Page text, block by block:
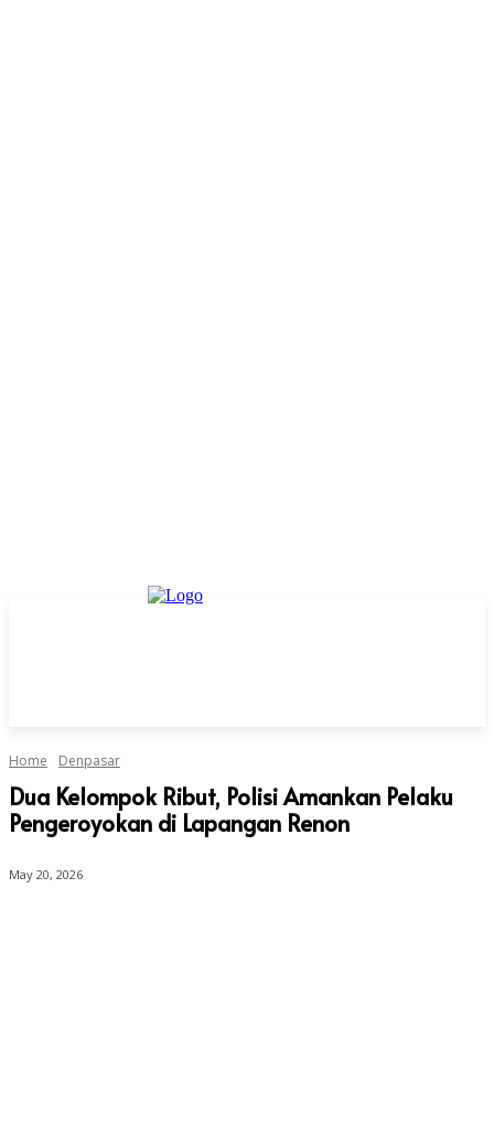
Home Denpasar
Dua Kelompok Ribut, Polisi Amankan Pelaku
Pengeroyokan di Lapangan Renon
May 20, 2026